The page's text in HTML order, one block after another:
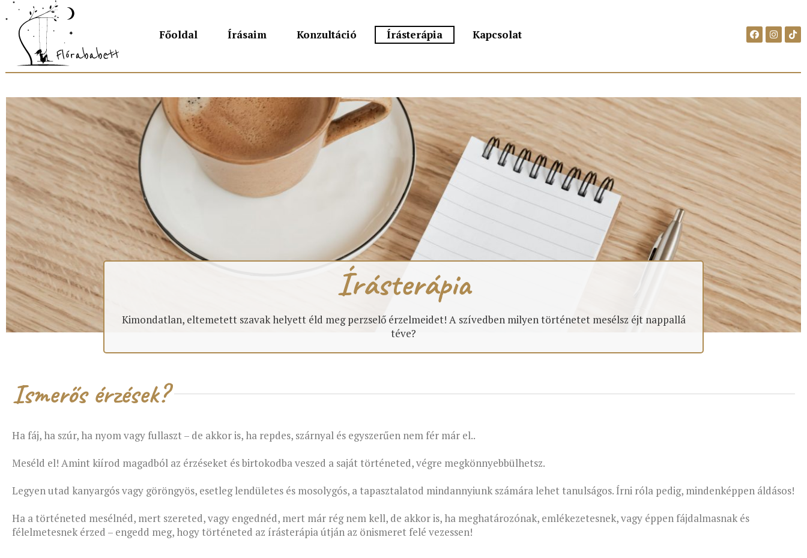
Főoldal Írásaim Konzultáció Írásterápia Kapcsolat
Írásterápia
Kimondatlan, eltemetett szavak helyett éld meg perzselő érzelmeidet! A szívedben milyen történetet mesélsz éjt nappallá
téve?
Ismerős érzések?
Ha fáj, ha szúr, ha nyom vagy fullaszt – de akkor is, ha repdes, szárnyal és egyszerűen nem fér már el..
Meséld el! Amint kiírod magadból az érzéseket és birtokodba veszed a saját történeted, végre megkönnyebbülhetsz.
Legyen utad kanyargós vagy göröngyös, esetleg lendületes és mosolygós, a tapasztalatod mindannyiunk számára lehet tanulságos. Írni róla pedig, mindenképpen áldásos!
Ha a történeted mesélnéd, mert szereted, vagy engednéd, mert már rég nem kell, de akkor is, ha meghatározónak, emlékezetesnek, vagy éppen fájdalmasnak és
félelmetesnek érzed – engedd meg, hogy történeted az írásterápia útján az önismeret felé vezessen!